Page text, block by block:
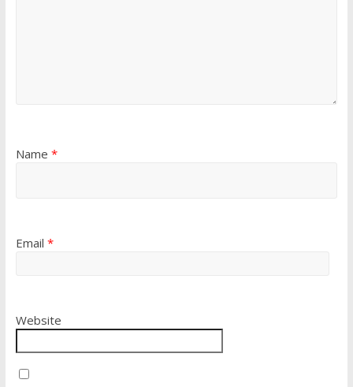
Name *
Email *
Website